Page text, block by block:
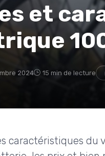
et
2024 15 min de lecture
caractéristiques du